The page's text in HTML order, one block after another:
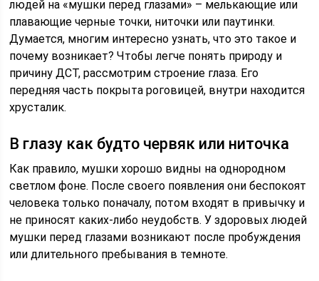
людей на «мушки перед глазами» – мелькающие или
плавающие черные точки, ниточки или паутинки.
Думается, многим интересно узнать, что это такое и
почему возникает? Чтобы легче понять природу и
причину ДСТ, рассмотрим строение глаза. Его
передняя часть покрыта роговицей, внутри находится
хрусталик.
В глазу как будто червяк или ниточка
Как правило, мушки хорошо видны на однородном
светлом фоне. После своего появления они беспокоят
человека только поначалу, потом входят в привычку и
не приносят каких-либо неудобств. У здоровых людей
мушки перед глазами возникают после пробуждения
или длительного пребывания в темноте.